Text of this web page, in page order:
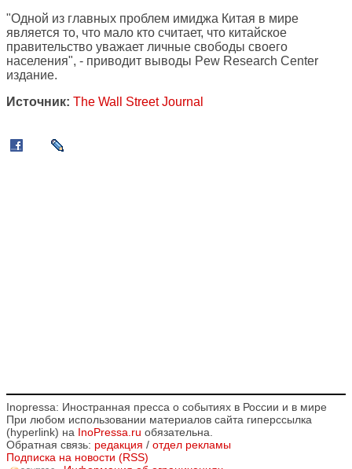
"Одной из главных проблем имиджа Китая в мире
является то, что мало кто считает, что китайское
правительство уважает личные свободы своего
населения", - приводит выводы Pew Research Center
издание.
Источник: The Wall Street Journal
Inopressa: Иностранная пресса о событиях в России и в мире
При любом использовании материалов сайта гиперссылка
(hyperlink) на InoPressa.ru обязательна.
Обратная связь: редакция / отдел рекламы
Подписка на новости (RSS)